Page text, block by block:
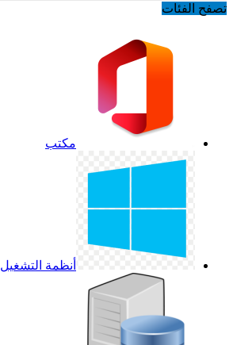
تصفح الفئات
مكتب
أنظمة التشغيل